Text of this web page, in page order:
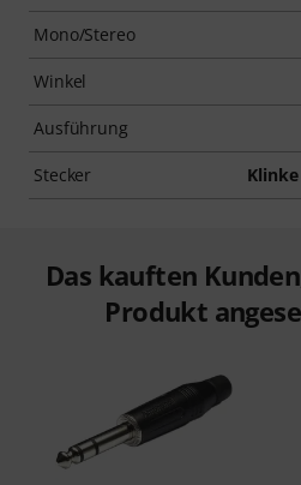
Mono/Stereo
Winkel
Ausführung
Stecker Klinke
Das kauften
Produkt